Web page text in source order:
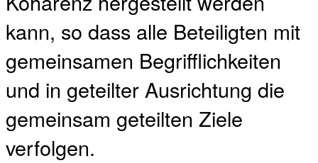
kann, so dass alle Beteiligten mit
gemeinsamen Begrifflichkeiten
und in geteilter Ausrichtung die
gemeinsam geteilten Ziele
verfolgen.